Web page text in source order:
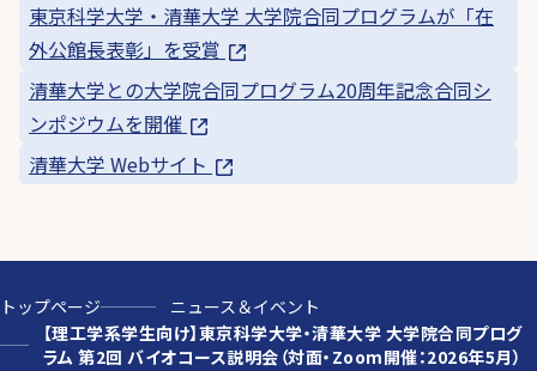
東京科学大学・清華大学 大学院合同プログラムが「在
外公館長表彰」を受賞
清華大学との大学院合同プログラム20周年記念合同シ
ンポジウムを開催
清華大学 Webサイト
トップページ
ニュース＆イベント
【理工学系学生向け】東京科学大学・清華大学 大学院合同プログ
ラム 第2回 バイオコース説明会（対面・Zoom開催：2026年5月）